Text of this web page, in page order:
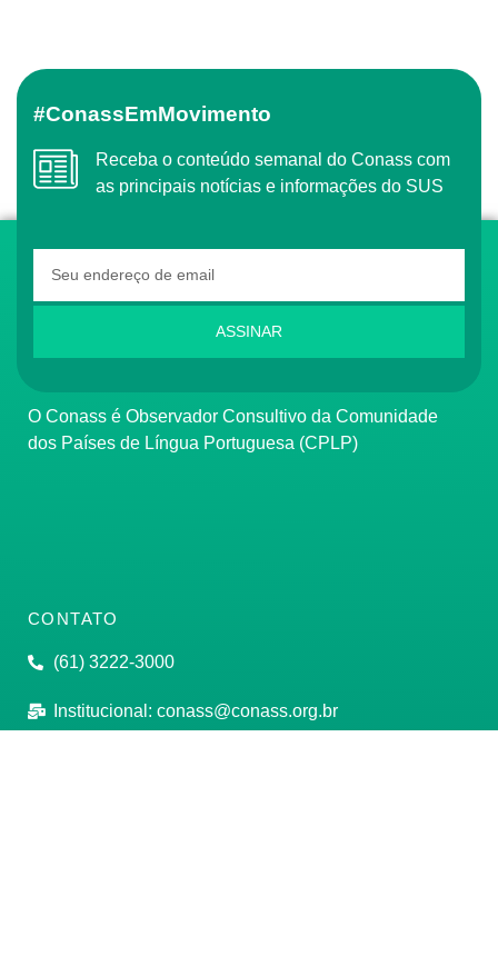
#ConassEmMovimento
Receba o conteúdo semanal do Conass com
as principais notícias e informações do SUS
ASSINAR
O Conass é Observador Consultivo da Comunidade
dos Países de Língua Portuguesa (CPLP)
CONTATO
(61) 3222-3000
Institucional: conass@conass.org.br